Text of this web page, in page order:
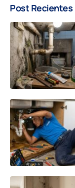
Post Recientes